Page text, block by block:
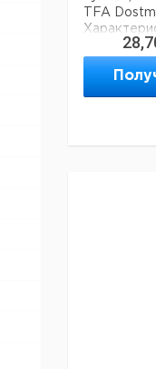
Memory
заряда,
Размеры
91 x 66 x
TFA
Размеры
мм Масса:
Прошу